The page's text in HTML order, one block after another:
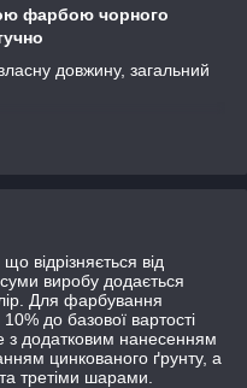
фарбою чорного
довжину, загальний
відрізняється від
виробу додається
Для фарбування
10% до базової вартості
з додатковим нанесенням
цинкованого ґрунту, а
третіми шарами.